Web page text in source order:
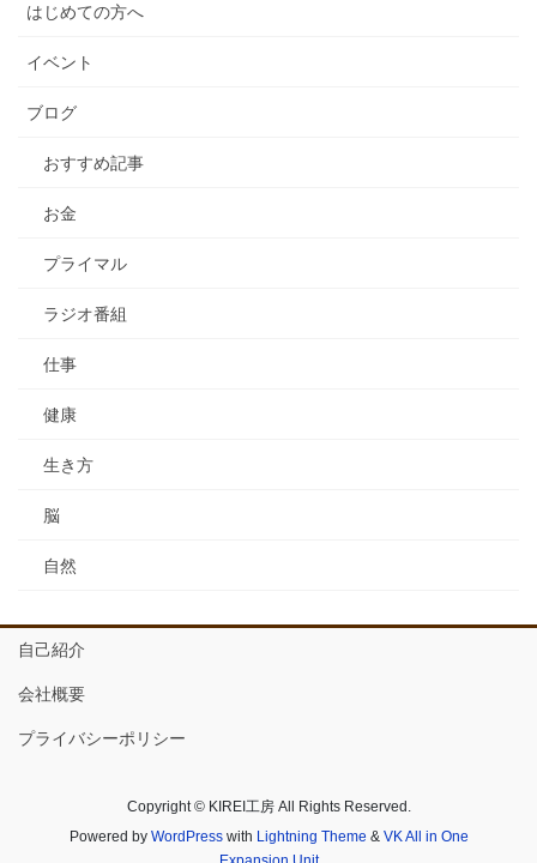
はじめての方へ
イベント
ブログ
おすすめ記事
お金
プライマル
ラジオ番組
仕事
健康
生き方
脳
自然
自己紹介
会社概要
プライバシーポリシー
Copyright © KIREI工房 All Rights Reserved.
Powered by WordPresswith Lightning Theme & VK All in One